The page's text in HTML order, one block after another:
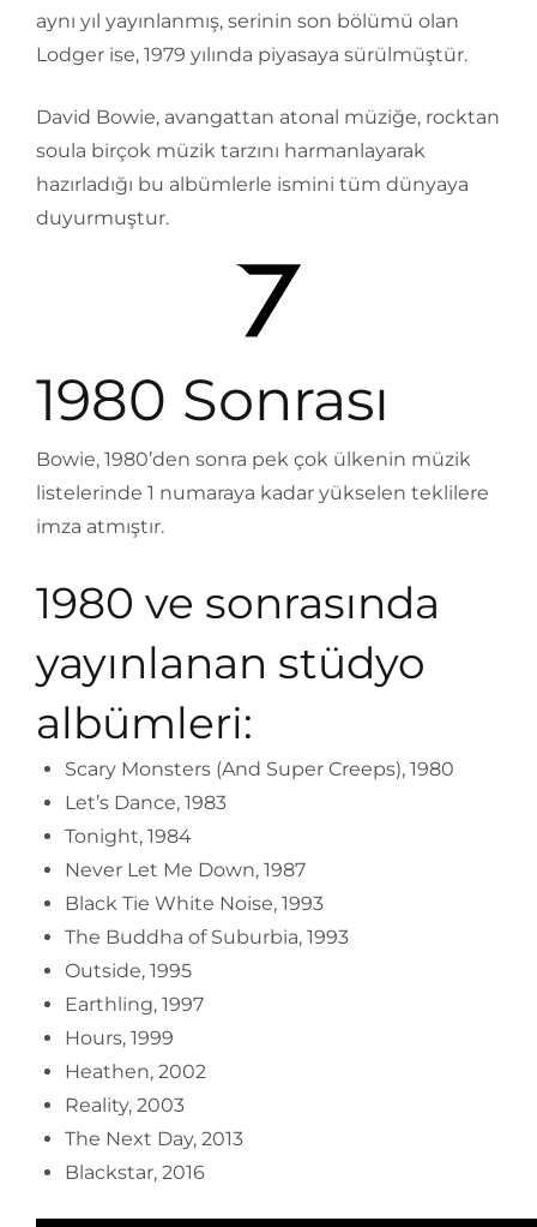
aynı yıl yayınlanmış, serinin son bölümü olan
Lodger ise, 1979 yılında piyasaya sürülmüştür.
David Bowie, avangattan atonal müziğe, rocktan
soula birçok müzik tarzını harmanlayarak
hazırladığı bu albümlerle ismini tüm dünyaya
duyurmuştur.
1980 Sonrası
Bowie, 1980’den sonra pek çok ülkenin müzik
listelerinde 1 numaraya kadar yükselen teklilere
imza atmıştır.
1980 ve sonrasında
yayınlanan stüdyo
albümleri:
Scary Monsters (And Super Creeps), 1980
Let’s Dance, 1983
Tonight, 1984
Never Let Me Down, 1987
Black Tie White Noise, 1993
The Buddha of Suburbia, 1993
Outside, 1995
Earthling, 1997
Hours, 1999
Heathen, 2002
Reality, 2003
The Next Day, 2013
Blackstar, 2016